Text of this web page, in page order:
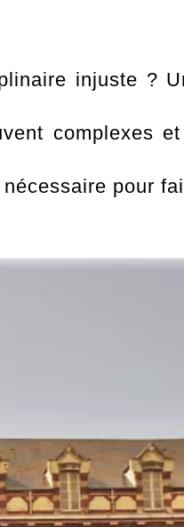
injuste ?
complexes
pour